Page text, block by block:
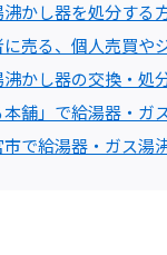
かし器を処分する
売る、個人売買や
かし器の交換・処
本舗」で給湯器・
で給湯器・ガス湯